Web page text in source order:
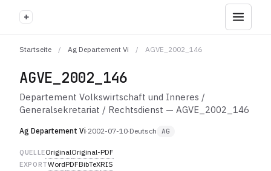
+
Startseite / Ag Departement Vi / AGVE_2002_146
AGVE_2002_146
Departement Volkswirtschaft und Inneres /
Generalsekretariat / Rechtsdienst — AGVE_2002_146
Ag Departement Vi·2002-07-10·Deutsch AG
QUELLEOriginalOriginal-PDF
EXPORTWordPDFBibTeXRIS